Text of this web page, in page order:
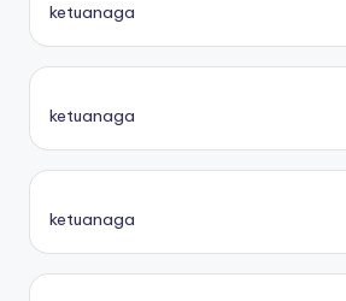
ketuanaga
ketuanaga
ketuanaga